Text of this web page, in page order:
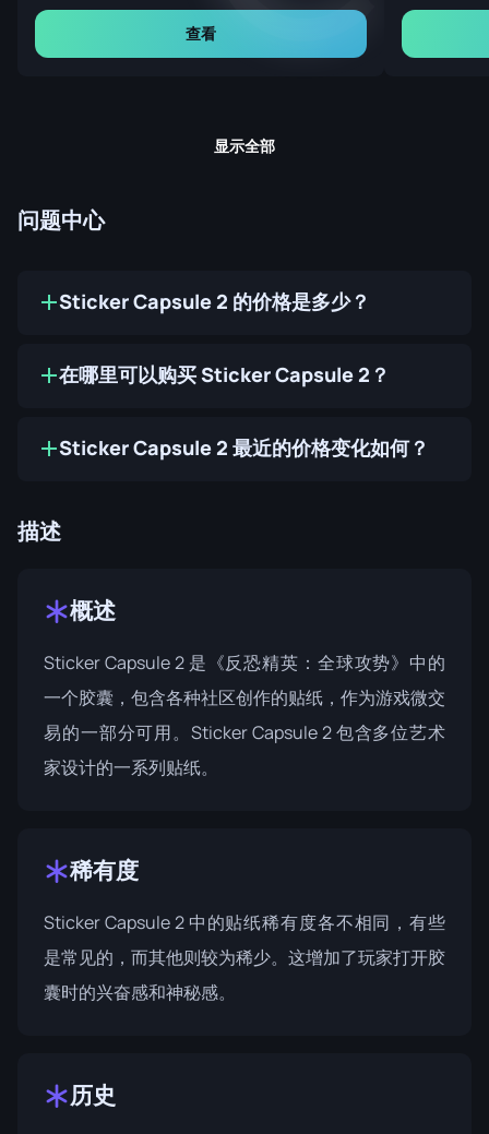
查看
显示全部
问题中心
Sticker Capsule 2 的价格是多少？
在哪里可以购买 Sticker Capsule 2？
Sticker Capsule 2 最近的价格变化如何？
描述
概述
Sticker Capsule 2 是《反恐精英：全球攻势》中的
一个胶囊，包含各种社区创作的贴纸，作为游戏微交
易的一部分可用。 Sticker Capsule 2包含多位艺术
家设计的一系列贴纸。
稀有度
Sticker Capsule 2 中的贴纸稀有度各不相同，有些
是常见的，而其他则较为稀少。这增加了玩家打开胶
囊时的兴奋感和神秘感。
历史